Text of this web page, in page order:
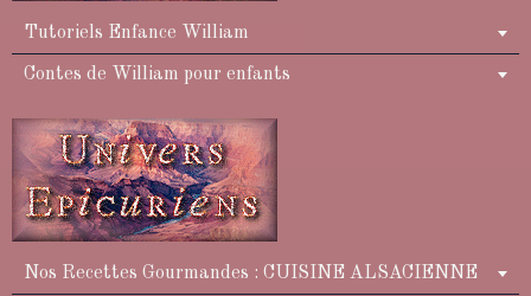
Tutoriels Enfance William
Contes de William pour enfants
Nos Recettes Gourmandes : CUISINE ALSACIENNE